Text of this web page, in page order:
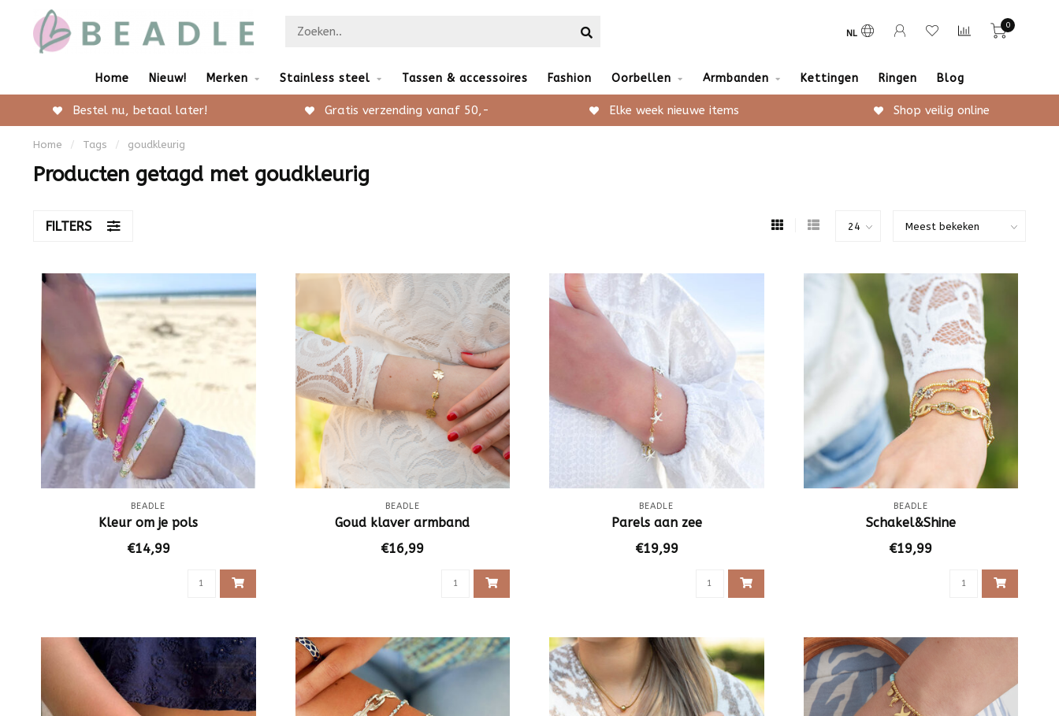
NL
0
Home Nieuw! Merken Stainless steel Tassen & accessoires Fashion Oorbellen Armbanden Kettingen Ringen Blog
Bestel nu, betaal later! Gratis verzending vanaf 50,- Elke week nieuwe items Shop veilig online
Home / Tags / goudkleurig
Producten getagd met goudkleurig
FILTERS
BEADLE
Kleur om je pols
€14,99
BEADLE
Goud klaver armband
€16,99
BEADLE
Parels aan zee
€19,99
BEADLE
Schakel&Shine
€19,99